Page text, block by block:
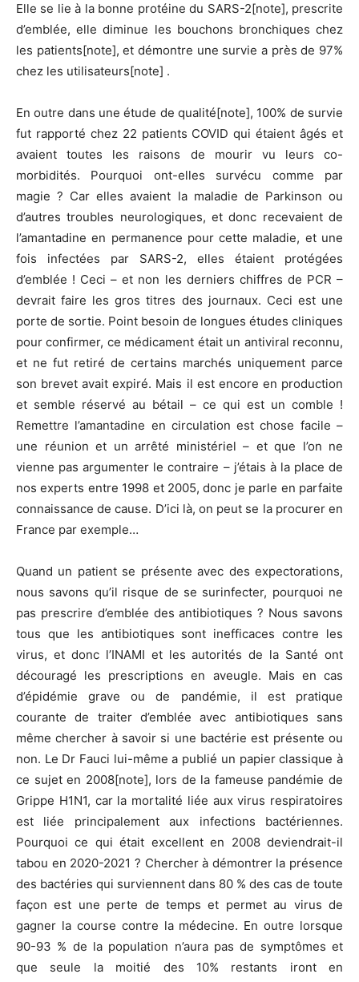
Elle se lie à la bonne protéine du SARS-2[note], prescrite
d’emblée, elle diminue les bouchons bronchiques chez
les patients[note], et démontre une survie a près de 97%
chez les utilisateurs[note] .
En outre dans une étude de qualité[note], 100% de survie
fut rapporté chez 22 patients COVID qui étaient âgés et
avaient toutes les raisons de mourir vu leurs co-
morbidités. Pourquoi ont-elles survécu comme par
magie ? Car elles avaient la maladie de Parkinson ou
d’autres troubles neurologiques, et donc recevaient de
l’amantadine en permanence pour cette maladie, et une
fois infectées par SARS-2, elles étaient protégées
d’emblée ! Ceci – et non les derniers chiffres de PCR –
devrait faire les gros titres des journaux. Ceci est une
porte de sortie. Point besoin de longues études cliniques
pour confirmer, ce médicament était un antiviral reconnu,
et ne fut retiré de certains marchés uniquement parce
son brevet avait expiré. Mais il est encore en production
et semble réservé au bétail – ce qui est un comble !
Remettre l’amantadine en circulation est chose facile –
une réunion et un arrêté ministériel – et que l’on ne
vienne pas argumenter le contraire – j’étais à la place de
nos experts entre 1998 et 2005, donc je parle en parfaite
connaissance de cause. D’ici là, on peut se la procurer en
France par exemple…
Quand un patient se présente avec des expectorations,
nous savons qu’il risque de se surinfecter, pourquoi ne
pas prescrire d’emblée des antibiotiques ? Nous savons
tous que les antibiotiques sont inefficaces contre les
virus, et donc l’INAMI et les autorités de la Santé ont
découragé les prescriptions en aveugle. Mais en cas
d’épidémie grave ou de pandémie, il est pratique
courante de traiter d’emblée avec antibiotiques sans
même chercher à savoir si une bactérie est présente ou
non. Le Dr Fauci lui-même a publié un papier classique à
ce sujet en 2008[note], lors de la fameuse pandémie de
Grippe H1N1, car la mortalité liée aux virus respiratoires
est liée principalement aux infections bactériennes.
Pourquoi ce qui était excellent en 2008 deviendrait-il
tabou en 2020-2021 ? Chercher à démontrer la présence
des bactéries qui surviennent dans 80 % des cas de toute
façon est une perte de temps et permet au virus de
gagner la course contre la médecine. En outre lorsque
90-93 % de la population n’aura pas de symptômes et
que seule la moitié des 10% restants iront en